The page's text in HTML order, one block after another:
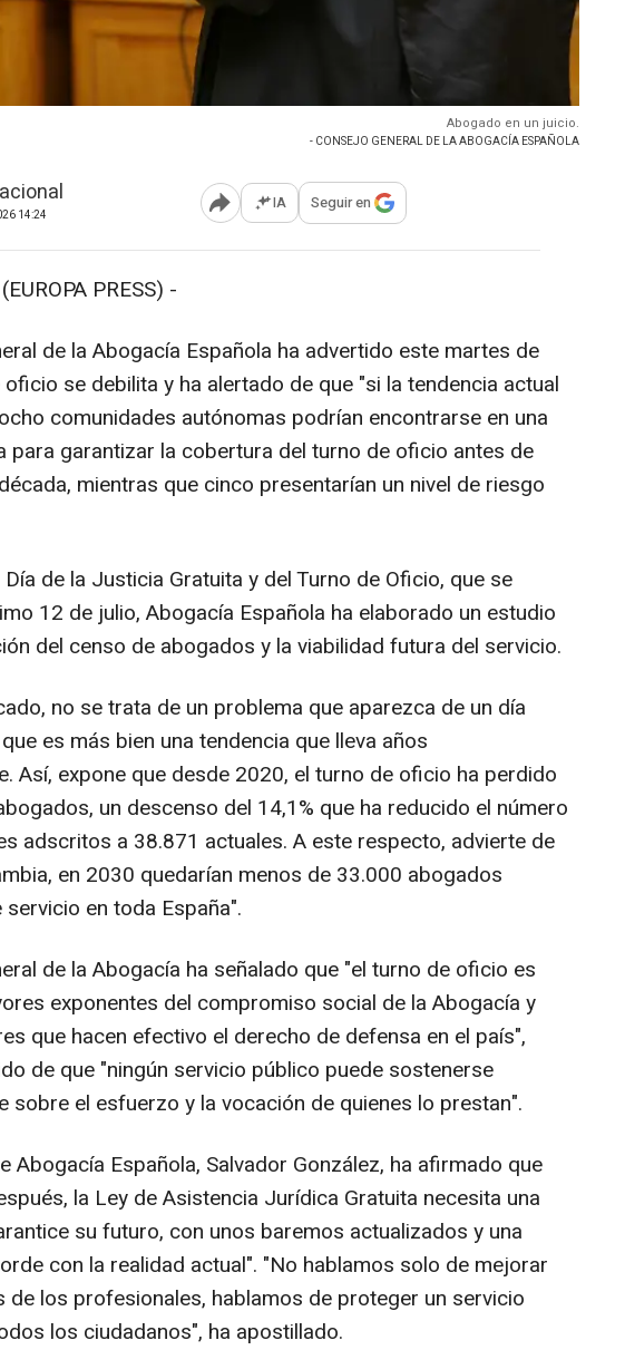
Abogado en un juicio.
- CONSEJO GENERAL DE LA ABOGACÍA ESPAÑOLA
14:24 Abrir opciones para compartir
IA Seguir en
PRESS) -
de la Abogacía Española ha advertido este martes de
se debilita y ha alertado de que "si la tendencia actual
comunidades autónomas podrían encontrarse en una
para garantizar la cobertura del turno de oficio antes de
mientras que cinco presentarían un nivel de riesgo
de la Justicia Gratuita y del Turno de Oficio, que se
12 de julio, Abogacía Española ha elaborado un estudio
del censo de abogados y la viabilidad futura del servicio.
no se trata de un problema que aparezca de un día
es más bien una tendencia que lleva años
Así, expone que desde 2020, el turno de oficio ha perdido
un descenso del 14,1% que ha reducido el número
adscritos a 38.871 actuales. A este respecto, advierte de
en 2030 quedarían menos de 33.000 abogados
en toda España".
de la Abogacía ha señalado que "el turno de oficio es
exponentes del compromiso social de la Abogacía y
que hacen efectivo el derecho de defensa en el país",
de que "ningún servicio público puede sostenerse
sobre el esfuerzo y la vocación de quienes lo prestan".
Abogacía Española, Salvador González, ha afirmado que
la Ley de Asistencia Jurídica Gratuita necesita una
su futuro, con unos baremos actualizados y una
con la realidad actual". "No hablamos solo de mejorar
de los profesionales, hablamos de proteger un servicio
los ciudadanos", ha apostillado.